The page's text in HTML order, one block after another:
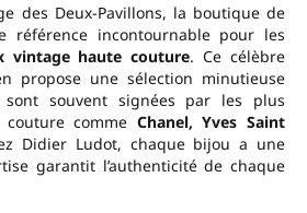
des Deux-Pavillons, la boutique de
incontournable pour les
vintage haute couture. Ce célèbre
propose une sélection minutieuse
souvent signées par les plus
comme Chanel, Yves Saint
Didier Ludot, chaque bijou a une
garantit l’authenticité de chaque